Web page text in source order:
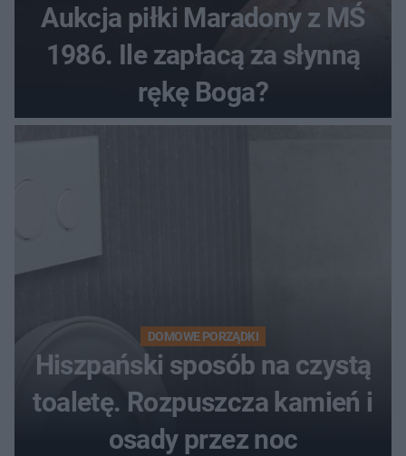
Aukcja piłki Maradony z MŚ
1986. Ile zapłacą za słynną
rękę Boga?
DOMOWE PORZĄDKI
Hiszpański sposób na czystą
toaletę. Rozpuszcza kamień i
osady przez noc